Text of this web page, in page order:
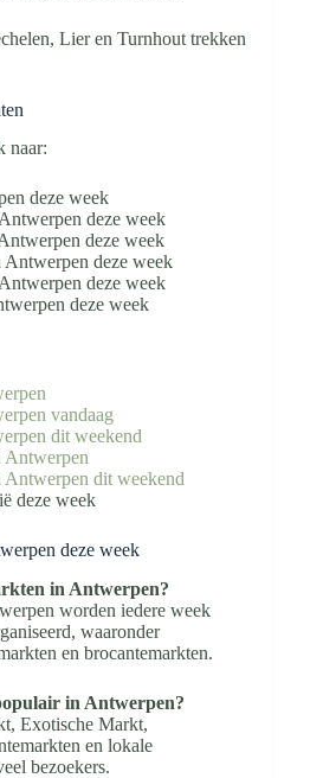
Lier en Turnhout trekken
naar:
deze week
deze week
deze week
Antwerpen deze week
deze week
deze week
vandaag
dit weekend
Antwerpen
Antwerpen dit weekend
deze week
deze week
in Antwerpen?
worden iedere week
waaronder
en brocantemarkten.
in Antwerpen?
Exotische Markt,
en lokale
bezoekers.